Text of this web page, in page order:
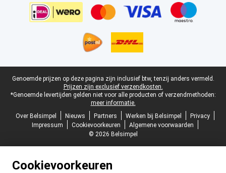
Juridische voettekst
Genoemde prijzen op deze pagina zijn inclusief btw, tenzij anders vermeld.
Prijzen zijn exclusief verzendkosten.
*Genoemde levertijden gelden niet voor alle producten of verzendmethoden:
meer informatie.
Over Belsimpel
Nieuws Partners Werken bij Belsimpel
Privacy
Impressum
Cookievoorkeuren
Algemene voorwaarden
© 2026 Belsimpel
Cookievoorkeuren